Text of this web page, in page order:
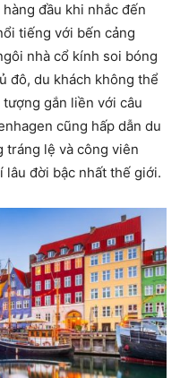
đầu khi nhắc đến
tiếng với bến cảng
nhà cổ kính soi bóng
đô, du khách không thể
gắn liền với câu
cũng hấp dẫn du
tráng lệ và công viên
đời bậc nhất thế giới.